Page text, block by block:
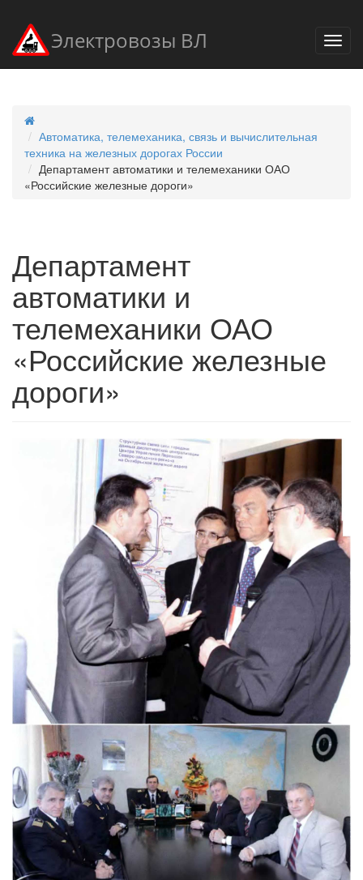
Электровозы ВЛ
Автоматика, телемеханика, связь и вычислительная
техника на железных дорогах России
Департамент автоматики и телемеханики ОАО
«Российские железные дороги»
Департамент
автоматики и
телемеханики ОАО
«Российские железные
дороги»